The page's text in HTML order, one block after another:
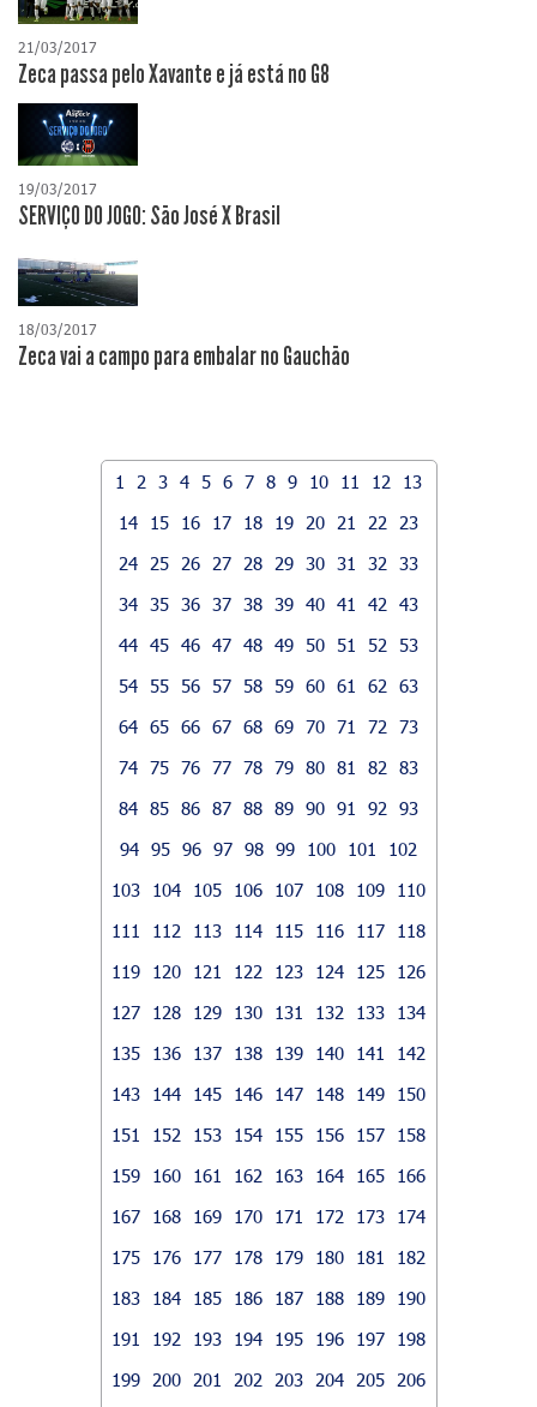
21/03/2017
Zeca passa pelo Xavante e já está no G8
19/03/2017
SERVIÇO DO JOGO: São José X Brasil
18/03/2017
Zeca vai a campo para embalar no Gauchão
1 2 3 4 5 6 7 8 9 10 11 12
13
14
15 16 17 18 19 20 21 22
23
24
25 26 27 28 29 30 31 32
33
34 35 36 37 38 39 40 41 42
43
44 45 46 47 48 49 50 51 52
53
54 55 56 57 58 59 60 61 62
63
64 65 66 67 68 69 70 71 72
73
74 75 76 77 78 79 80 81 82
83
84 85 86 87 88 89 90 91 92
93
94 95 96 97 98 99 100 101
102
103
104 105 106 107 108 109
110
111
112 113 114 115 116 117
118
119
120 121 122 123 124 125
126
127
128 129 130 131 132 133
134
135
136 137 138 139 140 141
142
143
144 145 146 147 148 149
150
151
152 153 154 155 156 157
158
159
160 161 162 163 164 165
166
167
168 169 170 171 172 173
174
175
176 177 178 179 180 181
182
183
184 185 186 187 188 189
190
191
192 193 194 195 196 197
198
199
200 201 202 203 204 205
206